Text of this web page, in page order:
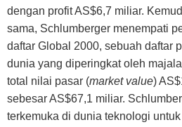
dengan profit AS$6,7 miliar.
sama, Schlumberger menempati
daftar Global 2000, sebuah daftar
dunia yang diperingkat oleh
total nilai pasar (market value)
sebesar AS$67,1 miliar.
terkemuka di dunia teknologi